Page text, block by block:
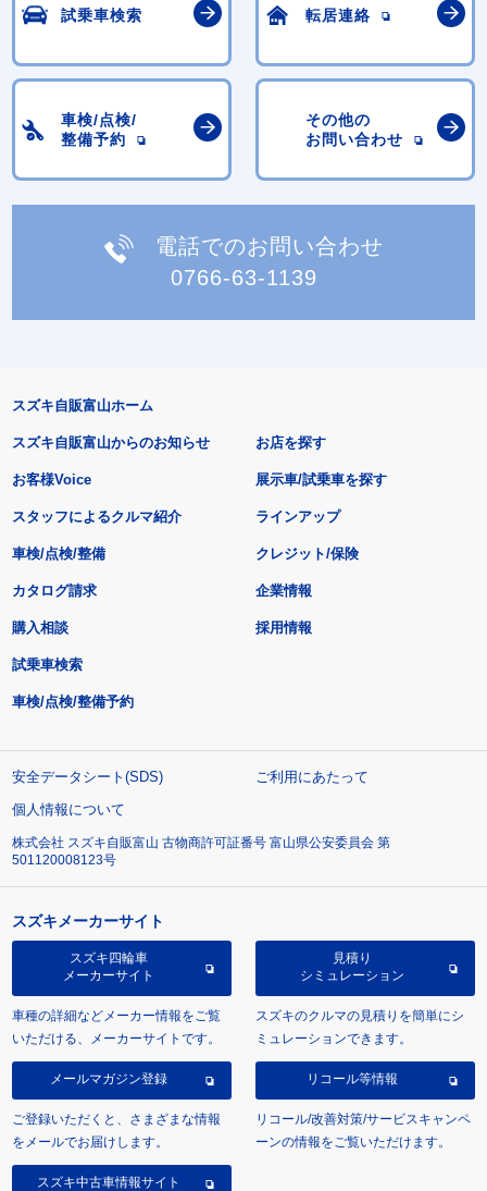
試乗車検索 転居連絡
車検/点検/
整備予約
その他の
お問い合わせ
電話でのお問い合わせ
0766-63-1139
スズキ自販富山ホーム
スズキ自販富山からのお知らせ
お客様Voice
スタッフによるクルマ紹介
お店を探す
展示車/試乗車を探す
ラインアップ
車検/点検/整備 クレジット/保険
カタログ請求
購入相談
試乗車検索
車検/点検/整備予約
企業情報
採用情報
安全データシート(SDS)
ご利用にあたって
個人情報について
株式会社 スズキ自販富山 古物商許可証番号 富山県公安委員会 第
501120008123号
スズキメーカーサイト
スズキ四輪車
メーカーサイト
車種の詳細などメーカー情報をご覧
いただける、メーカーサイトです。
見積り
シミュレーション
スズキのクルマの見積りを簡単にシ
ミュレーションできます。
メールマガジン登録
ご登録いただくと、さまざまな情報
をメールでお届けします。
リコール等情報
リコール/改善対策/サービスキャンペ
ーンの情報をご覧いただけます。
スズキ中古車情報サイト